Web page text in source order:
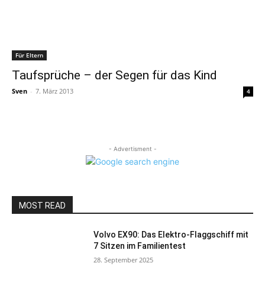
Für Eltern
Taufsprüche – der Segen für das Kind
Sven - 7. März 2013 4
- Advertisment -
MOST READ
Volvo EX90: Das Elektro-Flaggschiff mit
7 Sitzen im Familientest
28. September 2025